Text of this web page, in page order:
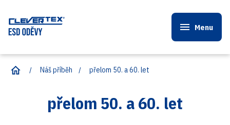
Menu
Náš příběh
Úvod Náš příběh přelom 50. a 60. let
přelom 50. a 60. let